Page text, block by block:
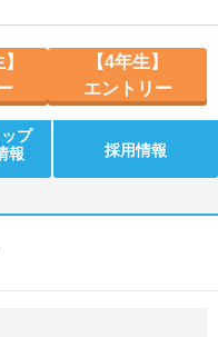
【4年生】
エントリー
プ
報
採用情報